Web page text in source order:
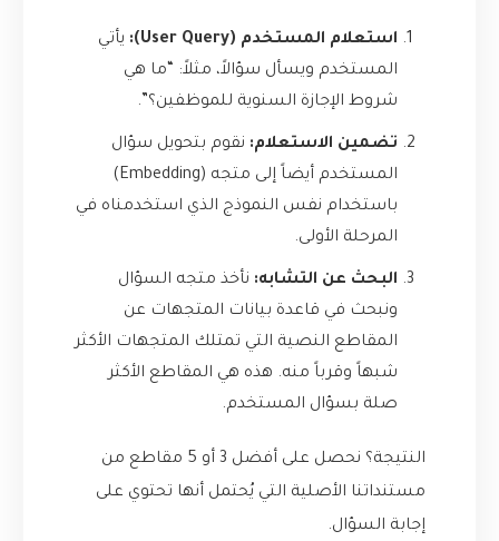
استعلام المستخدم (User Query):
يأتي
المستخدم ويسأل سؤالاً، مثلاً: “ما هي
شروط الإجازة السنوية للموظفين؟”.
تضمين الاستعلام: نقوم بتحويل سؤال
المستخدم أيضاً إلى متجه (Embedding)
باستخدام نفس النموذج الذي استخدمناه في
المرحلة الأولى.
البحث عن التشابه: نأخذ متجه السؤال
ونبحث في قاعدة بيانات المتجهات عن
المقاطع النصية التي تمتلك المتجهات الأكثر
شبهاً وقرباً منه. هذه هي المقاطع الأكثر
صلة بسؤال المستخدم.
النتيجة؟ نحصل على أفضل 3 أو 5 مقاطع من
مستنداتنا الأصلية التي يُحتمل أنها تحتوي على
إجابة السؤال.